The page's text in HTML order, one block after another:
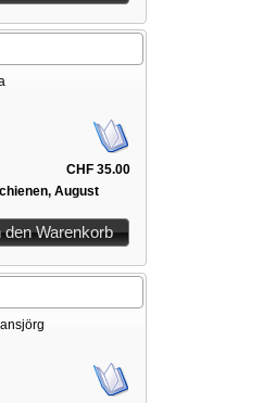
CHF 35.00
August
den Warenkorb